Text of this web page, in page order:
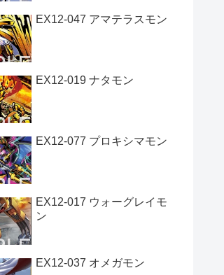
EX12-047 アマテラスモン
EX12-019 ナタモン
EX12-077 プロキシマモン
EX12-017 ウォーグレイモ
ン
EX12-037 オメガモン